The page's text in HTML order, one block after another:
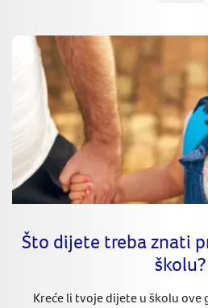
Što dijete treba znati
školu?
Kreće li tvoje dijete u školu ove